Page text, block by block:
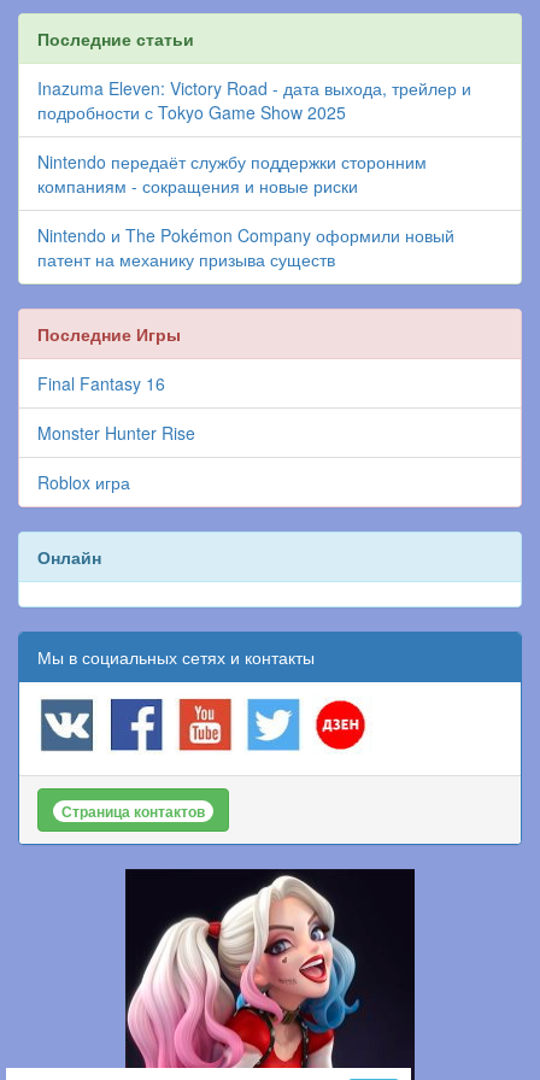
Последние статьи
Inazuma Eleven: Victory Road - дата выхода, трейлер и
подробности с Tokyo Game Show 2025
Nintendo передаёт службу поддержки сторонним
компаниям - сокращения и новые риски
Nintendo и The Pokémon Company оформили новый
патент на механику призыва существ
Последние Игры
Final Fantasy 16
Monster Hunter Rise
Roblox игра
Онлайн
Мы в социальных сетях и контакты
Страница контактов